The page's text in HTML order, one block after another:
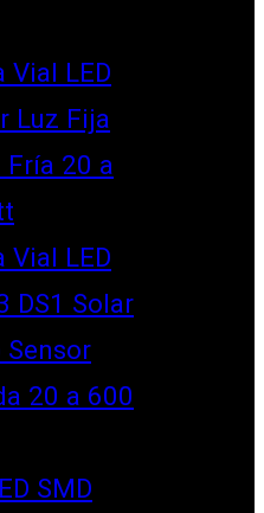
Vial LED
Luz Fija
Fría 20 a
Vial LED
DS1 Solar
Sensor
20 a 600
SMD